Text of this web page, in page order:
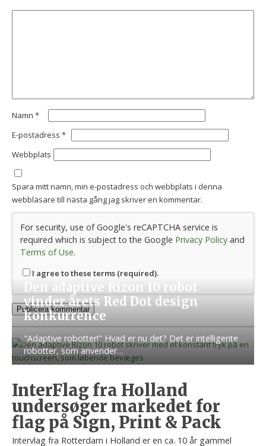
Namn *
E-postadress *
Webbplats
Spara mitt namn, min e-postadress och webbplats i denna
webbläsare till nästa gång jag skriver en kommentar.
For security, use of Google's reCAPTCHA service is
required which is subject to the Google Privacy Policy and
Terms of Use.
I agree to these terms (required).
Den adaptive Rizon 10 robot
vinder årets Red Dot design
konkurrence
"Adaptive robotter!" Hvad er nu det? Det er intelligente
robotter, som anvender…
InterFlag fra Holland
undersøger markedet for
flag på Sign, Print & Pack
Intervlag fra Rotterdam i Holland er en ca. 10 år gammel